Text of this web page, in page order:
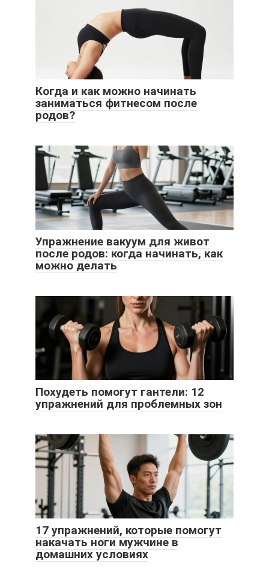
Когда и как можно начинать
заниматься фитнесом после
родов?
Упражнение вакуум для живот
после родов: когда начинать, как
можно делать
Похудеть помогут гантели: 12
упражнений для проблемных зон
17 упражнений, которые помогут
накачать ноги мужчине в
домашних условиях